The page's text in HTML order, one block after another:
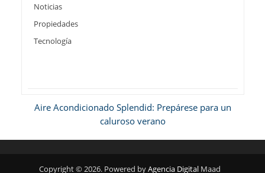
Noticias
Propiedades
Tecnología
Aire Acondicionado Splendid: Prepárese para un
caluroso verano
Copyright © 2026. Powered byAgencia DigitalMaad